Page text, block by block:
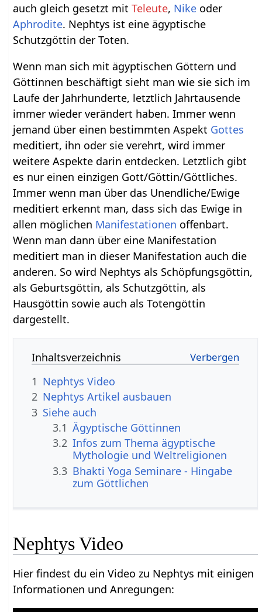
auch gleich gesetzt mitTeleute, Nike oder
Aphrodite. Nephtys ist eine ägyptische
Schutzgöttin der Toten.
Wenn man sich mit ägyptischen Göttern und
Göttinnen beschäftigt sieht man wie sie sich im
Laufe der Jahrhunderte, letztlich Jahrtausende
immer wieder verändert haben. Immer wenn
jemand über einen bestimmten Aspekt Gottes
meditiert, ihn oder sie verehrt, wird immer
weitere Aspekte darin entdecken. Letztlich gibt
es nur einen einzigen Gott/Göttin/Göttliches.
Immer wenn man über das Unendliche/Ewige
meditiert erkennt man, dass sich das Ewige in
allen möglichen Manifestationen offenbart.
Wenn man dann über eine Manifestation
meditiert man in dieser Manifestation auch die
anderen. So wird Nephtys als Schöpfungsgöttin,
als Geburtsgöttin, als Schutzgöttin, als
Hausgöttin sowie auch als Totengöttin
dargestellt.
Inhaltsverzeichnis
1 Nephtys Video
2 Nephtys Artikel ausbauen
3 Siehe auch
3.1 Ägyptische Göttinnen
3.2 Infos zum Thema ägyptische
Mythologie und Weltreligionen
3.3 Bhakti Yoga Seminare - Hingabe
zum Göttlichen
Nephtys Video
Hier findest du ein Video zu Nephtys mit einigen
Informationen und Anregungen: